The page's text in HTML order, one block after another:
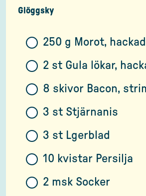
Glöggsky
250 g Morot, hackad
2 st Gula lökar,
8 skivor Bacon,
3 st Stjärnanis
3 st Lgerblad
10 kvistar Persilja
2 msk Socker